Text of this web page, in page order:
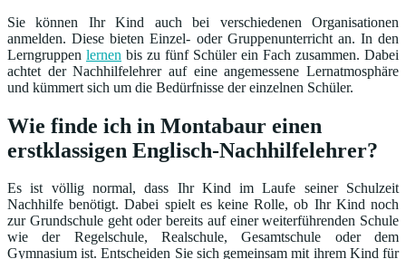
Sie können Ihr Kind auch bei verschiedenen Organisationen
anmelden. Diese bieten Einzel- oder Gruppenunterricht an. In den
Lerngruppen lernen bis zu fünf Schüler ein Fach zusammen. Dabei
achtet der Nachhilfelehrer auf eine angemessene Lernatmosphäre
und kümmert sich um die Bedürfnisse der einzelnen Schüler.
Wie finde ich in Montabaur einen
erstklassigen Englisch-Nachhilfelehrer?
Es ist völlig normal, dass Ihr Kind im Laufe seiner Schulzeit
Nachhilfe benötigt. Dabei spielt es keine Rolle, ob Ihr Kind noch
zur Grundschule geht oder bereits auf einer weiterführenden Schule
wie der Regelschule, Realschule, Gesamtschule oder dem
Gymnasium ist. Entscheiden Sie sich gemeinsam mit ihrem Kind für